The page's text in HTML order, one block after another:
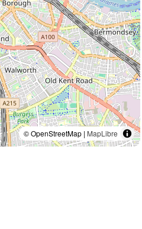
© OpenStreetMap | MapLibre